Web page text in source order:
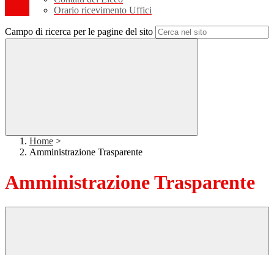
Orario ricevimento Uffici
Campo di ricerca per le pagine del sito
Home >
Amministrazione Trasparente
Amministrazione Trasparente